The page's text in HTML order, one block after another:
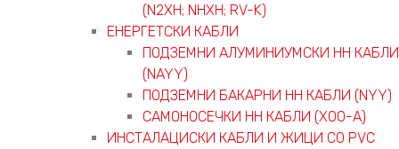
(N2XH; NHXH; RV-K)
ЕНЕРГЕТСКИ КАБЛИ
ПОДЗЕМНИ АЛУМИНИУМСКИ НН КАБЛИ
(NAYY)
ПОДЗЕМНИ БАКАРНИ НН КАБЛИ (NYY)
САМОНОСЕЧКИ НН КАБЛИ (X00-A)
ИНСТАЛАЦИСКИ КАБЛИ И ЖИЦИ СО PVC